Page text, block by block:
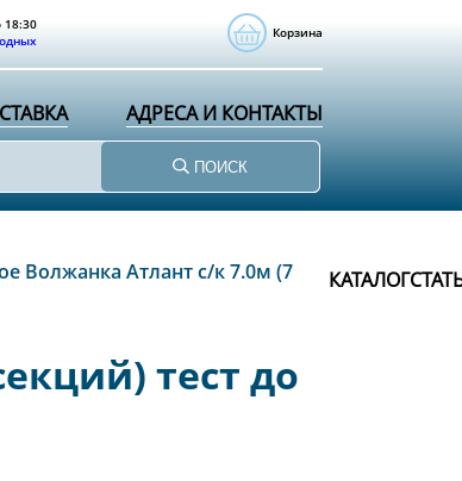
КАТАЛОГ
18:30
Корзина
АДРЕСА И КОНТАКТЫ
ПОИСК
Волжанка Атлант с/к 7.0м (7
тест до